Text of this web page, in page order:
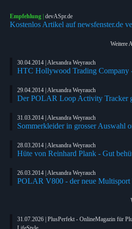
Empfehlung | devASpr.de
Kostenlos Artikel auf newsfenster.de
Weitere
30.04.2014 | Alexandra Weyrauch
HTC Hollywood Trading Company
29.04.2014 | Alexandra Weyrauch
Der POLAR Loop Activity Tracker
31.03.2014 | Alexandra Weyrauch
Sommerkleider in grosser Auswahl
28.03.2014 | Alexandra Weyrauch
Hüte von Reinhard Plank - Gut
26.03.2014 | Alexandra Weyrauch
POLAR V800 - der neue Multisport
31.07.2026 | PlusPerfekt - OnlineMagazin für